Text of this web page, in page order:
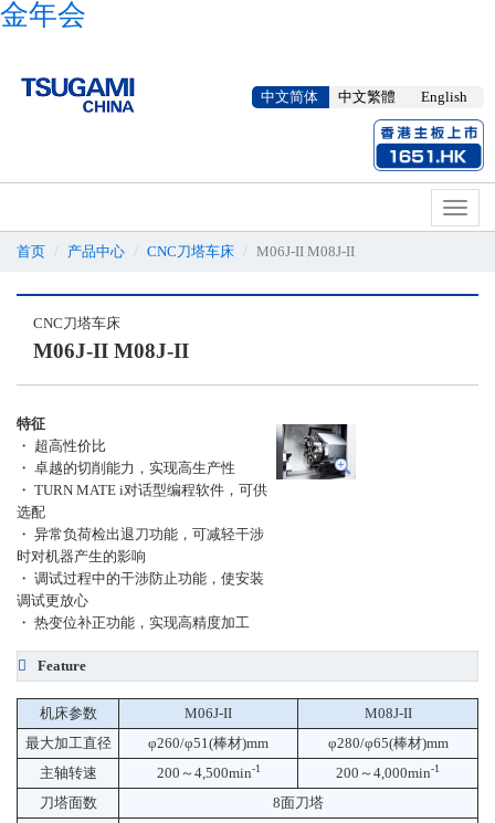
金年会
English
中文繁體
中文简体
Toggle
首页
产品中心 CNC刀塔车床 M06J-II M08J-II
CNC刀塔车床
M06J-II M08J-II
特征
・ 超高性价比
・ 卓越的切削能力，实现高生产性
・ TURN MATE i对话型编程软件，可供
选配
・ 异常负荷检出退刀功能，可减轻干涉
时对机器产生的影响
・ 调试过程中的干涉防止功能，使安装
调试更放心
・ 热变位补正功能，实现高精度加工
Feature
机床参数 M06J-II
M08J-II
最大加工直径
φ260/φ51(棒材)mm φ280/φ65(棒材)mm
主轴转速
200～4,500min-1 200～4,000min-1
刀塔面数
8面刀塔